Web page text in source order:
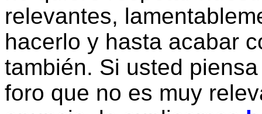
relevantes,
hacerlo y hasta acabar
también. Si usted
foro que no es muy